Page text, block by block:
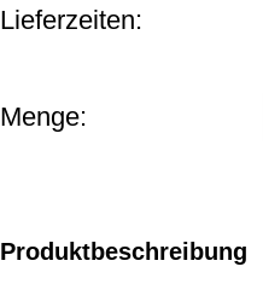
Lieferzeiten:
Menge:
Produktbeschreibung